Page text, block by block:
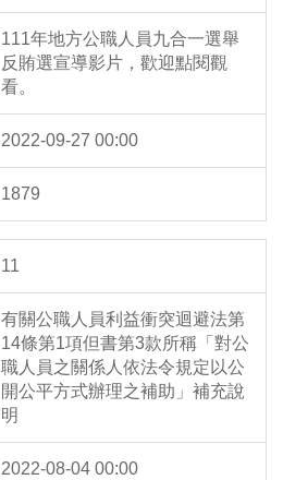
111年地方公職人員九合一選舉
反賄選宣導影片，歡迎點閱觀
看。
2022-09-27 00:00
1879
11
有關公職人員利益衝突迴避法第
14條第1項但書第3款所稱「對公
職人員之關係人依法令規定以公
開公平方式辦理之補助」補充說
明
2022-08-04 00:00